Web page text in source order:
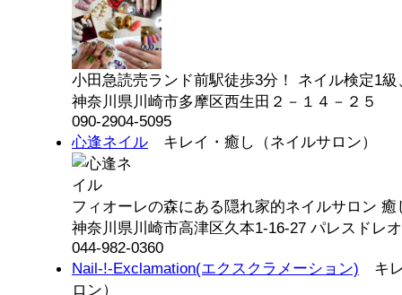
小田急読売ランド前駅徒歩3分！ ネイル検定1
神奈川県川崎市多摩区西生田２－１４－２５
090-2904-5095
心逢ネイル キレイ・癒し（ネイルサロン）
フィオーレの森にある隠れ家的ネイルサロン
神奈川県川崎市高津区久本1-16-27 パレスドレ
044-982-0360
Nail-!-Exclamation(エクスクラメーション) キ
ロン）